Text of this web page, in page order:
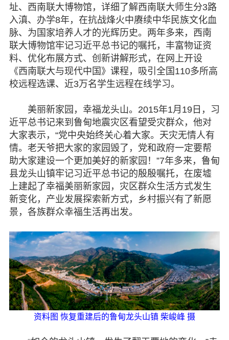
址、西南联大博物馆，详细了解西南联大师生分3路
入滇、办学8年，在抗战烽火中赓续中华民族文化血
脉、为国家培养人才的光辉历史。两年多来，西南
联大博物馆牢记习近平总书记的嘱托，丰富物证资
料、优化布展方式、创新讲解形式，在网上开设
《西南联大与现代中国》课程，吸引全国110多所高
校远程选课、近3万名学生远程在线学习。
美丽新家园，幸福龙头山。2015年1月19日，习
近平总书记来到鲁甸地震灾区看望受灾群众，他对
大家表示，“党中央始终关心着大家。天灾无情人有
情。老天爷把大家的家园毁了，党和政府一定要帮
助大家建设一个更加美好的新家园！”7年多来，鲁甸
县龙头山镇牢记习近平总书记的殷殷嘱托，在废墟
上建起了幸福美丽新家园，灾区群众生活方式发生
新变化，产业发展探索新方式，乡村振兴有了新愿
景，各族群众幸福生活再出发。
资料图 恢复重建后的鲁甸龙头山镇 柴峻峰 摄